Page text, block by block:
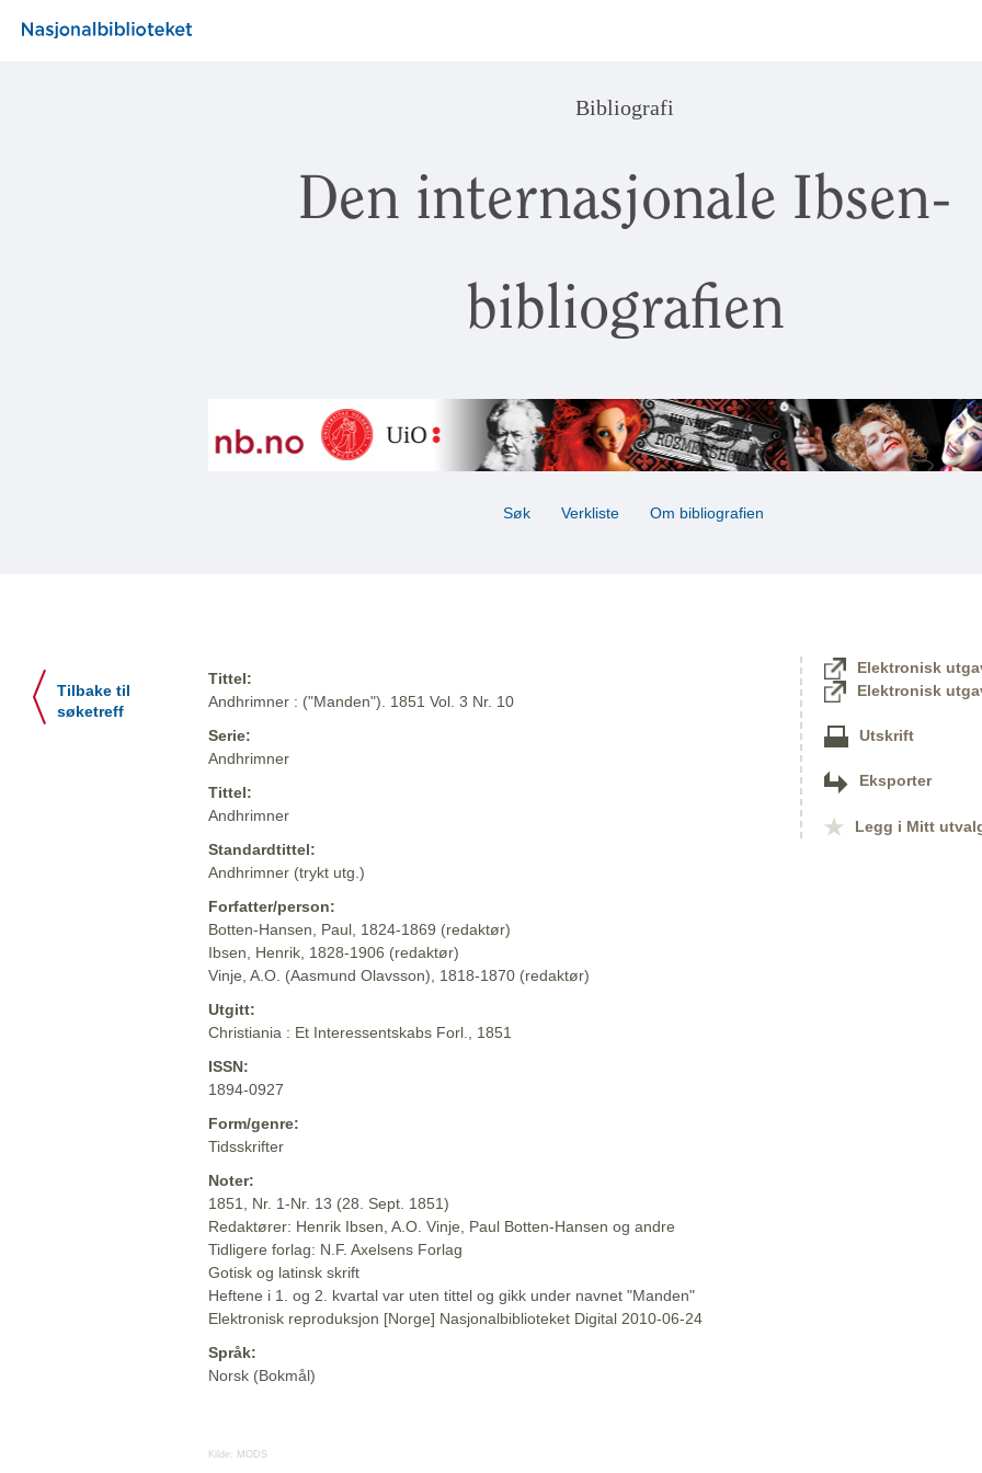
Bibliografi
Den internasjonale Ibsen-
bibliografien
Søk Verkliste Om bibliografien
Tilbake til
søketreff
Tittel:
Andhrimner : ("Manden"). 1851 Vol. 3 Nr. 10
Serie:
Andhrimner
Tittel:
Andhrimner
Standardtittel:
Andhrimner (trykt utg.)
Forfatter/person:
Botten-Hansen, Paul, 1824-1869 (redaktør)
Ibsen, Henrik, 1828-1906 (redaktør)
Vinje, A.O. (Aasmund Olavsson), 1818-1870 (redaktør)
Utgitt:
Christiania : Et Interessentskabs Forl., 1851
ISSN:
1894-0927
Form/genre:
Tidsskrifter
Noter:
1851, Nr. 1-Nr. 13 (28. Sept. 1851)
Redaktører: Henrik Ibsen, A.O. Vinje, Paul Botten-Hansen og andre
Tidligere forlag: N.F. Axelsens Forlag
Gotisk og latinsk skrift
Heftene i 1. og 2. kvartal var uten tittel og gikk under navnet "Manden"
Elektronisk reproduksjon [Norge] Nasjonalbiblioteket Digital 2010-06-24
Språk:
Norsk (Bokmål)
Kilde: MODS
Elektronisk
Elektronisk
Utskrift
Eksporter
Legg i Mitt